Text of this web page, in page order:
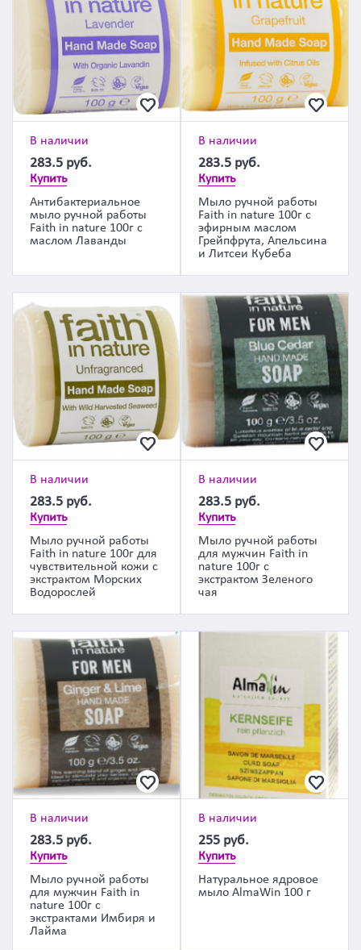
В наличии
283.5 руб.
Купить
Антибактериальное
мыло ручной работы
Faith in nature 100г с
маслом Лаванды
В наличии
283.5 руб.
Купить
Мыло ручной работы
Faith in nature 100г с
эфирным маслом
Грейпфрута, Апельсина
и Литсеи Кубеба
В наличии
283.5 руб.
Купить
Мыло ручной работы
Faith in nature 100г для
чувствительной кожи с
экстрактом Морских
Водорослей
В наличии
283.5 руб.
Купить
Мыло ручной работы
для мужчин Faith in
nature 100г с
экстрактом Зеленого
чая
В наличии
283.5 руб.
Купить
Мыло ручной работы
для мужчин Faith in
nature 100г с
экстрактами Имбиря и
Лайма
В наличии
255 руб.
Купить
Натуральное ядровое
мыло AlmaWin 100 г